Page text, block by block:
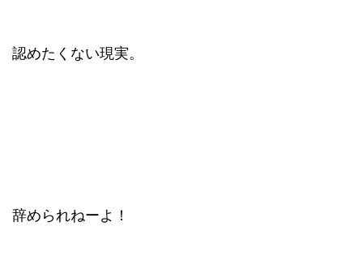
認めたくない現実。
辞められねーよ！